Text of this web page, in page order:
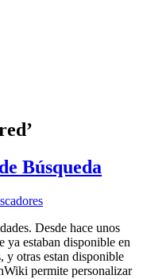
Búsqueda
Desde hace unos
ya estaban disponible en
y otras estan disponible
permite personalizar